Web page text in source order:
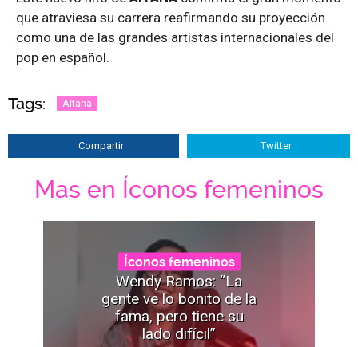
que atraviesa su carrera reafirmando su proyección
como una de las grandes artistas internacionales del
pop en español.
Tags: Aitana
Compartir Twitter
Mas en Íconos femeninos
Íconos femeninos
Wendy Ramos: “La
gente ve lo bonito de la
fama, pero tiene su
lado difícil”